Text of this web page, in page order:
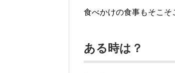
食べかけの食事もそこそ
ある時は？